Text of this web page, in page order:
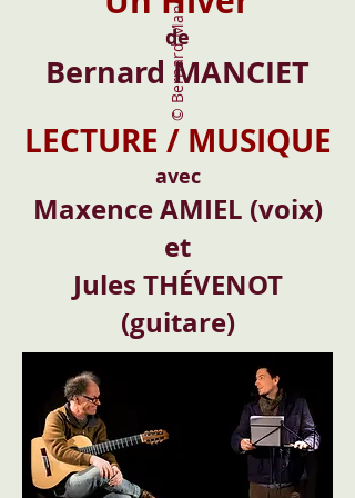
© Bernard Manciet
de
Bernard MANCIET
LECTURE / MUSIQUE
avec
Maxence AMIEL (voix)
et
Jules THÉVENOT
(guitare)